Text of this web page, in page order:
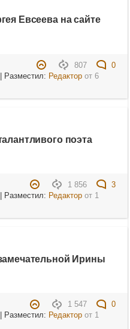
Евсеева на сайте
807
0
Разместил: Редакторот 6
поэта
1 856
3
Разместил: Редакторот 1
Ирины
1 547
0
Разместил: Редакторот 1